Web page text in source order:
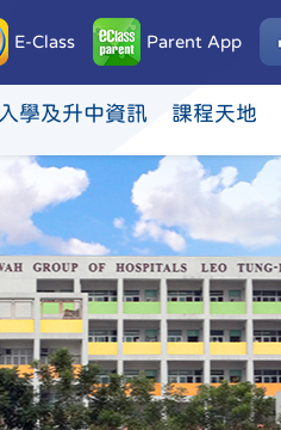
E-Class Parent App
入學及升中資訊 課程天地